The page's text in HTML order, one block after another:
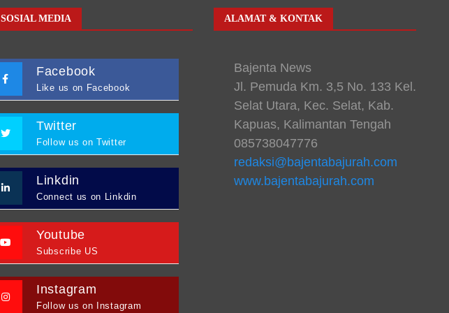
SOSIAL MEDIA
Facebook
Like us on Facebook
Twitter
Follow us on Twitter
Linkdin
Connect us on Linkdin
Youtube
Subscribe US
Instagram
Follow us on Instagram
ALAMAT & KONTAK
Bajenta News
Jl. Pemuda Km. 3,5 No. 133 Kel.
Selat Utara, Kec. Selat, Kab.
Kapuas, Kalimantan Tengah
085738047776
redaksi@bajentabajurah.com
www.bajentabajurah.com